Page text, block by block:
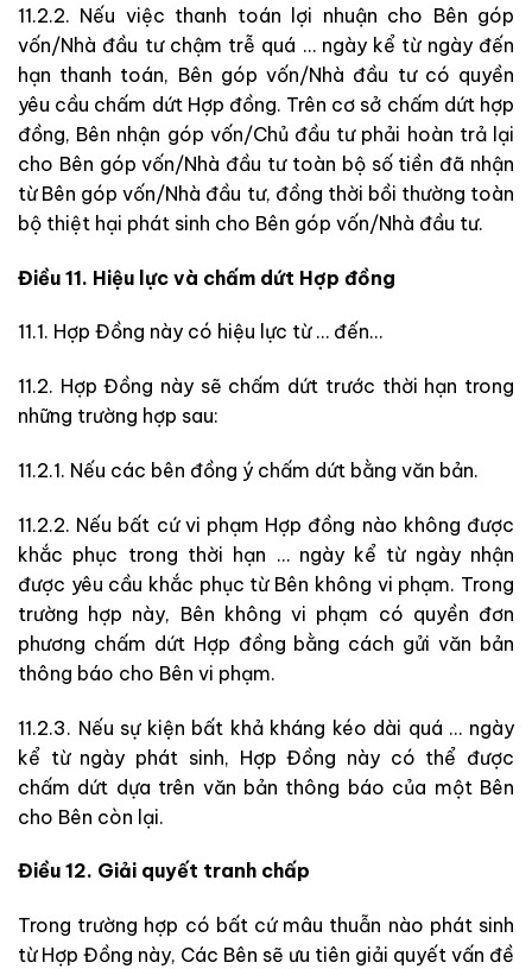
11.2.2. Nếu việc thanh toán lợi nhuận cho Bên góp
vốn/Nhà đầu tư chậm trễ quá … ngày kể từ ngày đến
hạn thanh toán, Bên góp vốn/Nhà đầu tư có quyền
yêu cầu chấm dứt Hợp đồng. Trên cơ sở chấm dứt hợp
đồng, Bên nhận góp vốn/Chủ đầu tư phải hoàn trả lại
cho Bên góp vốn/Nhà đầu tư toàn bộ số tiền đã nhận
từ Bên góp vốn/Nhà đầu tư, đồng thời bồi thường toàn
bộ thiệt hại phát sinh cho Bên góp vốn/Nhà đầu tư.
Điều 11. Hiệu lực và chấm dứt Hợp đồng
11.1. Hợp Đồng này có hiệu lực từ … đến…
11.2. Hợp Đồng này sẽ chấm dứt trước thời hạn trong
những trường hợp sau:
11.2.1. Nếu các bên đồng ý chấm dứt bằng văn bản.
11.2.2. Nếu bất cứ vi phạm Hợp đồng nào không được
khắc phục trong thời hạn … ngày kể từ ngày nhận
được yêu cầu khắc phục từ Bên không vi phạm. Trong
trường hợp này, Bên không vi phạm có quyền đơn
phương chấm dứt Hợp đồng bằng cách gửi văn bản
thông báo cho Bên vi phạm.
11.2.3. Nếu sự kiện bất khả kháng kéo dài quá … ngày
kể từ ngày phát sinh, Hợp Đồng này có thể được
chấm dứt dựa trên văn bản thông báo của một Bên
cho Bên còn lại.
Điều 12. Giải quyết tranh chấp
Trong trường hợp có bất cứ mâu thuẫn nào phát sinh
từ Hợp Đồng này, Các Bên sẽ ưu tiên giải quyết vấn đề